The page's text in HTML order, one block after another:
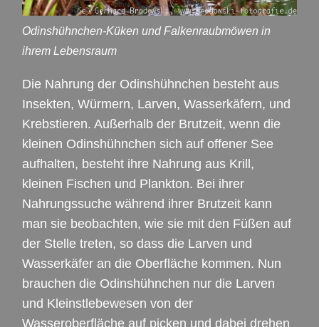
Odinshühnchen-Küken und Falkenraubmöwen in
ihrem Lebensraum
Die Nahrung der Odinshühnchen besteht aus
Insekten, Würmern, Larven, Wasserkäfern, und
Krebstieren. Außerhalb der Brutzeit, wenn die
kleinen Odinshühnchen sich auf offener See
aufhalten, besteht ihre Nahrung aus Krill,
kleinen Fischen und Plankton. Bei ihrer
Nahrungssuche während ihrer Brutzeit kann
man sie beobachten, wie sie mit den Füßen auf
der Stelle treten, so dass die Larven und
Wasserkäfer an die Oberfläche kommen. Nun
brauchen die Odinshühnchen nur die Larven
und Kleinstlebewesen von der
Wasseroberfläche auf picken und dabei drehen